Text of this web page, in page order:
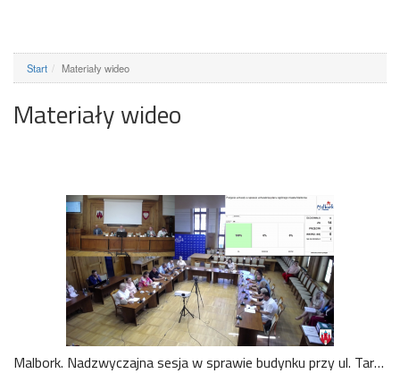
Start Materiały wideo
Materiały wideo
Malbork. Nadzwyczajna sesja w sprawie budynku przy ul. Targowej 17. Oglądaj na żywo